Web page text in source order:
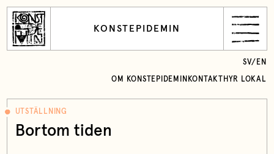
KONSTEPIDEMIN
OM KONSTEPIDEMIN KONTAKT HYR LOKAL
SV/ EN
UTSTÄLLNING
Bortom tiden